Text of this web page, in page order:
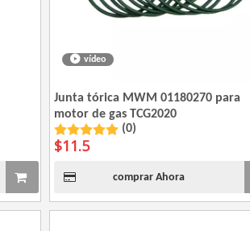
vídeo
Junta tórica MWM 01180270 para
motor de gas TCG2020
(0)
$11.5
comprar Ahora